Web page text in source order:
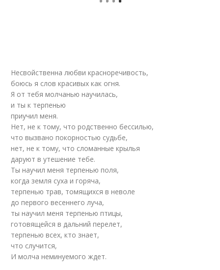
Несвойственна любви красноречивость,
боюсь я слов красивых как огня.
Я от тебя молчанью научилась,
и ты к терпенью
приучил меня.
Нет, не к тому, что родственно бессилью,
что вызвано покорностью судьбе,
нет, не к тому, что сломанные крылья
даруют в утешение тебе.
Ты научил меня терпенью поля,
когда земля суха и горяча,
терпенью трав, томящихся в неволе
до первого весеннего луча,
ты научил меня терпенью птицы,
готовящейся в дальний перелет,
терпенью всех, кто знает,
что случится,
И молча неминуемого ждет.